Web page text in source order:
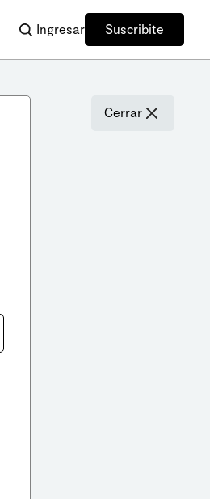
Ingresar Suscribite
Cerrar